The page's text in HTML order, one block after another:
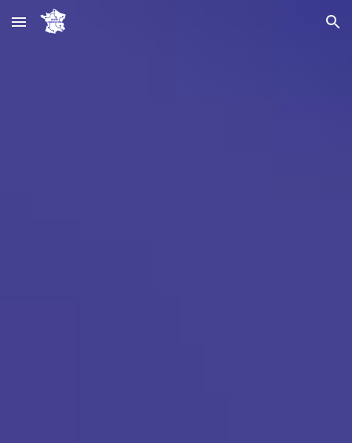
Skip to main content Skip to navigation